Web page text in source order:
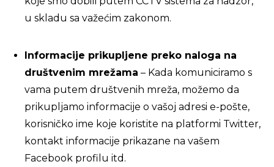
u skladu sa važećim zakonom.
Informacije prikupljene preko naloga na
društvenim mrežama – Kada komuniciramo s
vama putem društvenih mreža, možemo da
prikupljamo informacije o vašoj adresi e-pošte,
korisničko ime koje koristite na platformi Twitter,
kontakt informacije prikazane na vašem
Facebook profilu itd.